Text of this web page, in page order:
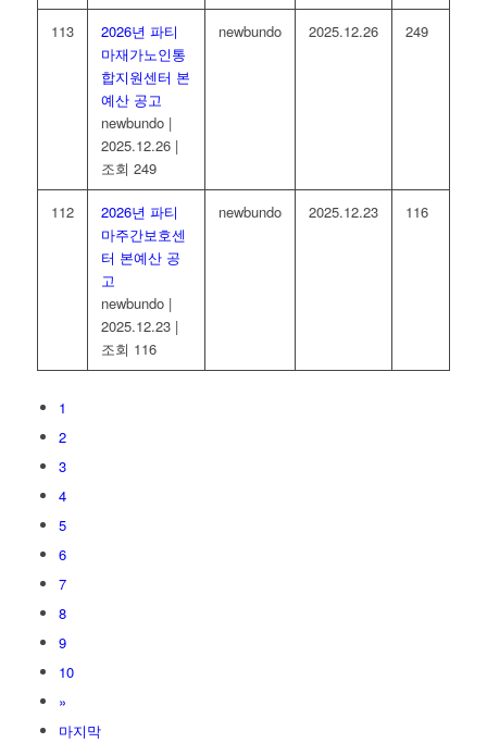
113
2026년 파티
마재가노인통
합지원센터 본
예산 공고
newbundo |
2025.12.26 |
조회 249
newbundo 2025.12.26 249
112
2026년 파티
마주간보호센
터 본예산 공
고
newbundo |
2025.12.23 |
조회 116
newbundo 2025.12.23 116
1
2
3
4
5
6
7
8
9
10
»
마지막